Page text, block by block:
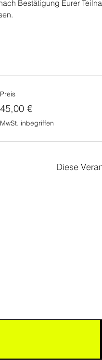
Bestätigung Eurer
Preis
45,00 €
MwSt. inbegriffen
Diese